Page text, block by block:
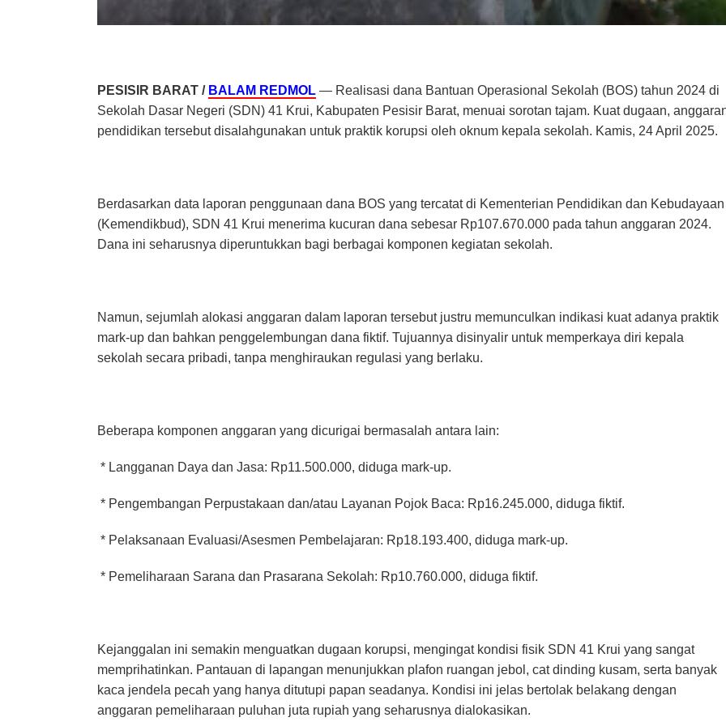
PESISIR BARAT / BALAM REDMOL— Realisasi dana Bantuan Operasional Sekolah (BOS) tahun 2024 di
Sekolah Dasar Negeri (SDN) 41 Krui, Kabupaten Pesisir Barat, menuai sorotan tajam. Kuat dugaan,
pendidikan tersebut disalahgunakan untuk praktik korupsi oleh oknum kepala sekolah. Kamis, 24 April 2025.
Berdasarkan data laporan penggunaan dana BOS yang tercatat di Kementerian Pendidikan dan Kebudayaan
(Kemendikbud), SDN 41 Krui menerima kucuran dana sebesar Rp107.670.000 pada tahun anggaran 2024.
Dana ini seharusnya diperuntukkan bagi berbagai komponen kegiatan sekolah.
Namun, sejumlah alokasi anggaran dalam laporan tersebut justru memunculkan indikasi kuat adanya praktik
mark-up dan bahkan penggelembungan dana fiktif. Tujuannya disinyalir untuk memperkaya diri kepala
sekolah secara pribadi, tanpa menghiraukan regulasi yang berlaku.
Beberapa komponen anggaran yang dicurigai bermasalah antara lain:
* Langganan Daya dan Jasa: Rp11.500.000, diduga mark-up.
* Pengembangan Perpustakaan dan/atau Layanan Pojok Baca: Rp16.245.000, diduga fiktif.
* Pelaksanaan Evaluasi/Asesmen Pembelajaran: Rp18.193.400, diduga mark-up.
* Pemeliharaan Sarana dan Prasarana Sekolah: Rp10.760.000, diduga fiktif.
Kejanggalan ini semakin menguatkan dugaan korupsi, mengingat kondisi fisik SDN 41 Krui yang sangat
memprihatinkan. Pantauan di lapangan menunjukkan plafon ruangan jebol, cat dinding kusam, serta banyak
kaca jendela pecah yang hanya ditutupi papan seadanya. Kondisi ini jelas bertolak belakang dengan
anggaran pemeliharaan puluhan juta rupiah yang seharusnya dialokasikan.